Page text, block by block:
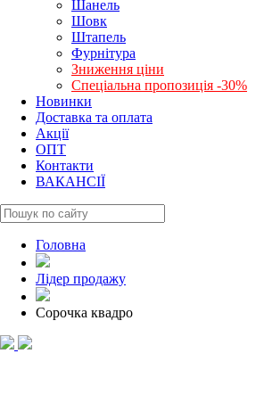
Шанель
Шовк
Штапель
Фурнітура
Зниження ціни
Спеціальна пропозиція -30%
Новинки
Доставка та оплата
Акції
ОПТ
Контакти
ВАКАНСІЇ
Головна
Лідер продажу
Сорочка квадро